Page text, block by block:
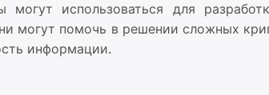
могут использоваться для
могут помочь в решении сложных
информации.